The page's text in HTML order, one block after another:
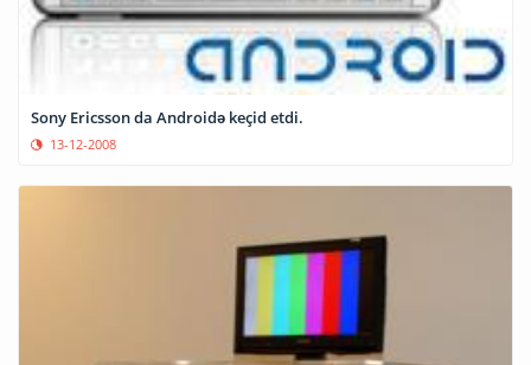
Sony Ericsson da Androidə keçid etdi.
13-12-2008